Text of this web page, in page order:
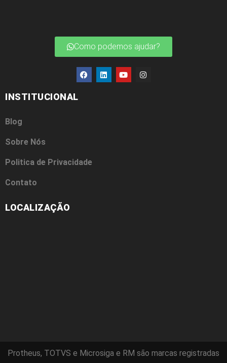
Como podemos ajudar?
INSTITUCIONAL
Blog
Sobre Nós
Politica de Privacidade
Contato
LOCALIZAÇÃO
Protheus, TOTVS e Microsiga e RM são marcas registradas